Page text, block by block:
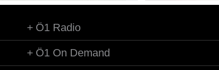
Ö1 Radio
Ö1 On Demand